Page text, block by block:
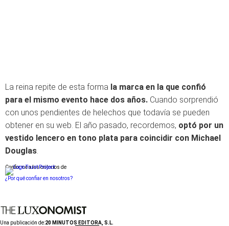
La reina repite de esta forma la marca en la que confió
para el mismo evento hace dos años. Cuando sorprendió
con unos pendientes de helechos que todavía se pueden
obtener en su web. El año pasado, recordemos, optó por un
vestido lencero en tono plata para coincidir con Michael
Douglas
Conforme a los criterios de
¿Por qué confiar en nosotros?
Una publicación de:20 MINUTOS EDITORA, S.L.